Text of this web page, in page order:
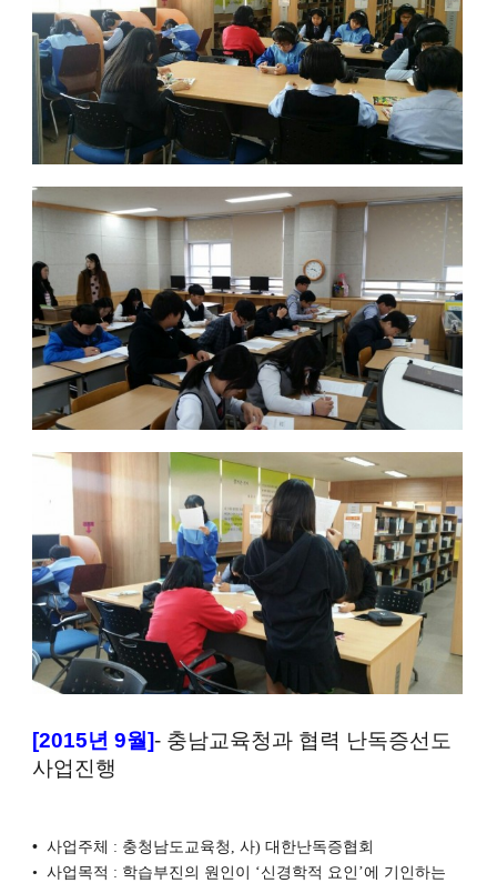
[2015년 9월]- 충남교육청과 협력 난독증선도
사업진행
• 사업주체 : 충청남도교육청, 사) 대한난독증협회
• 사업목적 : 학습부진의 원인이 ‘신경학적 요인 ’에 기인하는